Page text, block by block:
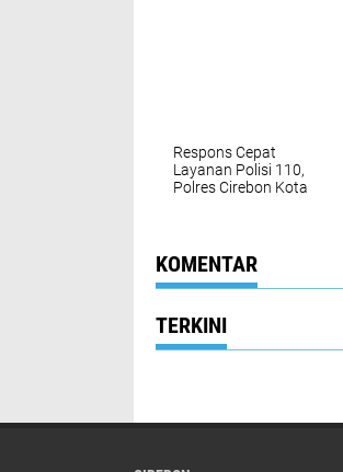
Respons Cepat
Layanan Polisi 110,
Polres Cirebon Kota
Gunung Jati
KOMENTAR
TERKINI